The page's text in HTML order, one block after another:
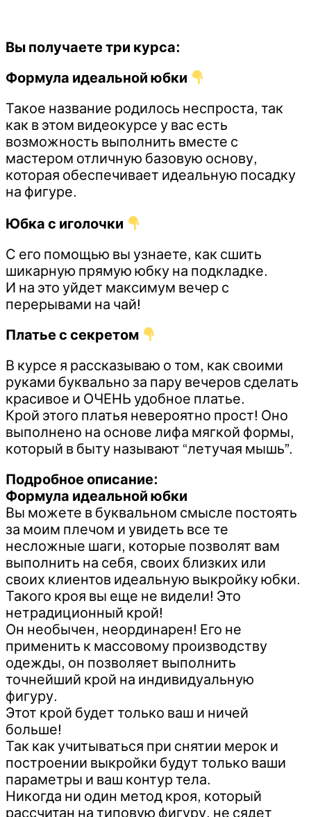
Вы получаете три курса:
Формула идеальной юбки
Такое название родилось неспроста, так
как в этом видеокурсе у вас есть
возможность выполнить вместе с
мастером отличную базовую основу,
которая обеспечивает идеальную посадку
на фигуре.
Юбка с иголочки
С его помощью вы узнаете, как сшить
шикарную прямую юбку на подкладке.
И на это уйдет максимум вечер с
перерывами на чай!
Платье с секретом
В курсе я рассказываю о том, как своими
руками буквально за пару вечеров сделать
красивое и ОЧЕНЬ удобное платье.
Крой этого платья невероятно прост! Оно
выполнено на основе лифа мягкой формы,
который в быту называют “летучая мышь”.
Подробное описание:
Формула идеальной юбки
Вы можете в буквальном смысле постоять
за моим плечом и увидеть все те
несложные шаги, которые позволят вам
выполнить на себя, своих близких или
своих клиентов идеальную выкройку юбки.
Такого кроя вы еще не видели! Это
нетрадиционный крой!
Он необычен, неординарен! Его не
применить к массовому производству
одежды, он позволяет выполнить
точнейший крой на индивидуальную
фигуру.
Этот крой будет только ваш и ничей
больше!
Так как учитываться при снятии мерок и
построении выкройки будут только ваши
параметры и ваш контур тела.
Никогда ни один метод кроя, который
рассчитан на типовую фигуру, не сядет